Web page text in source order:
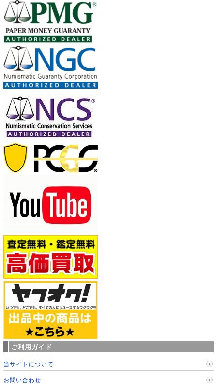
ご利用ガイド
当サイトについて
お問い合わせ